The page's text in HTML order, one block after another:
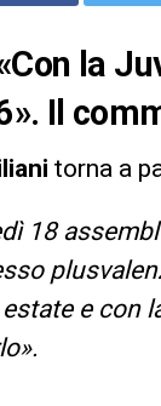
la
Il
torna a
18
e con